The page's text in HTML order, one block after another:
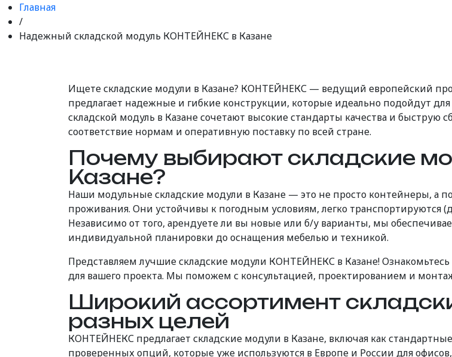
Главная
/
Надежный складской модуль КОНТЕЙНЕКС в Казане
Ищете складские модули в Казане? КОНТЕЙНЕКС — ведущий европейский
предлагает надежные и гибкие конструкции, которые идеально подойдут
складской модуль в Казане сочетают высокие стандарты качества и быструю
соответствие нормам и оперативную поставку по всей стране.
Почему выбирают складские
Казане?
Наши модульные складские модули в Казане — это не просто контейнеры, а
проживания. Они устойчивы к погодным условиям, легко транспортируются
Независимо от того, арендуете ли вы новые или б/у варианты, мы
индивидуальной планировки до оснащения мебелью и техникой.
Представляем лучшие складские модули КОНТЕЙНЕКС в Казане!
для вашего проекта. Мы поможем с консультацией, проектированием и
Широкий ассортимент
разных целей
КОНТЕЙНЕКС предлагает складские модули в Казане, включая как
проверенных опций, которые уже используются в Европе и России для